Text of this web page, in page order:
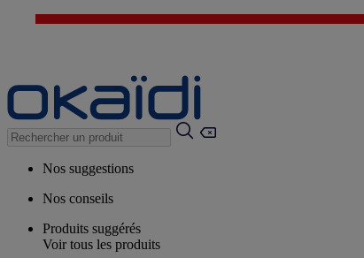
Nos suggestions
Nos conseils
Produits suggérés
Voir tous les produits